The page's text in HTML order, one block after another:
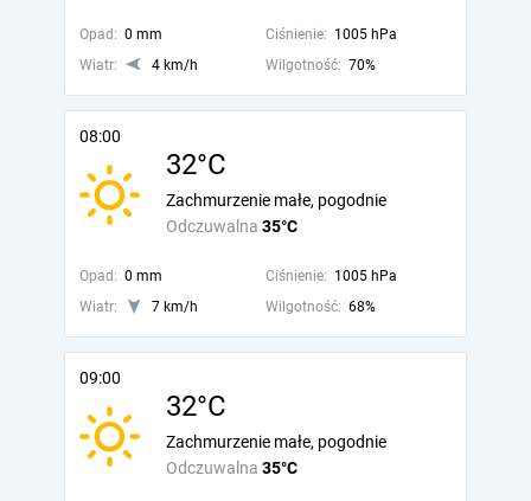
Opad: 0 mm Ciśnienie: 1005 hPa
Wiatr:
4 km/h Wilgotność: 70%
08:00
32°C
Odczuwalna 35°C
Zachmurzenie małe, pogodnie
Opad: 0 mm Ciśnienie: 1005 hPa
Wiatr:
7 km/h Wilgotność: 68%
09:00
32°C
Odczuwalna 35°C
Zachmurzenie małe, pogodnie